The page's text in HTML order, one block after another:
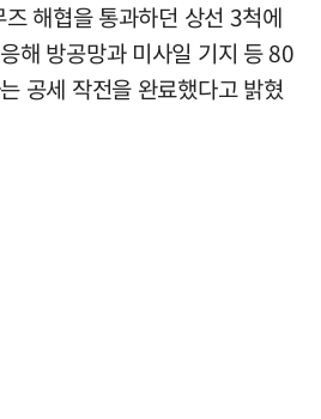
해협을 통과하던 상선 3척에
해 방공망과 미사일 기지 등 80
공세 작전을 완료했다고 밝혔